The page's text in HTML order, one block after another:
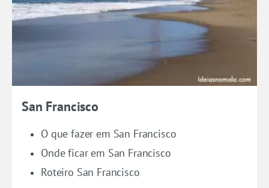
San Francisco
O que fazer em San Francisco
Onde ficar em San Francisco
Roteiro San Francisco